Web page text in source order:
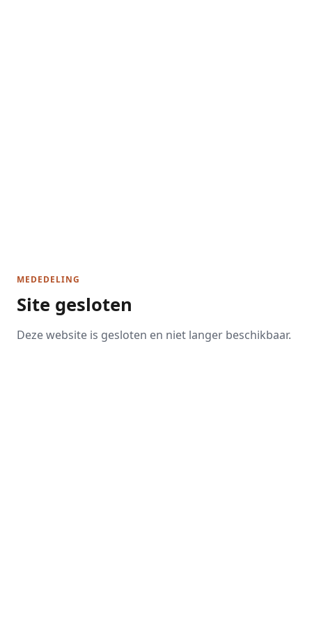
MEDEDELING
Site gesloten
Deze website is gesloten en niet langer beschikbaar.